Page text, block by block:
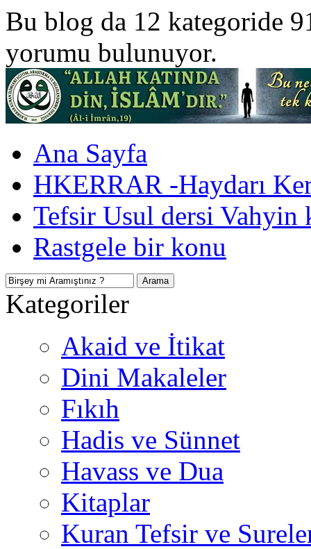
Bu blog da 12 kategoride
yorumu bulunuyor.
Ana Sayfa
HKERRAR -Haydarı
Tefsir Usul dersi Vahyin
Rastgele bir konu
Kategoriler
Akaid ve İtikat
Dini Makaleler
Fıkıh
Hadis ve Sünnet
Havass ve Dua
Kitaplar
Kuran Tefsir ve